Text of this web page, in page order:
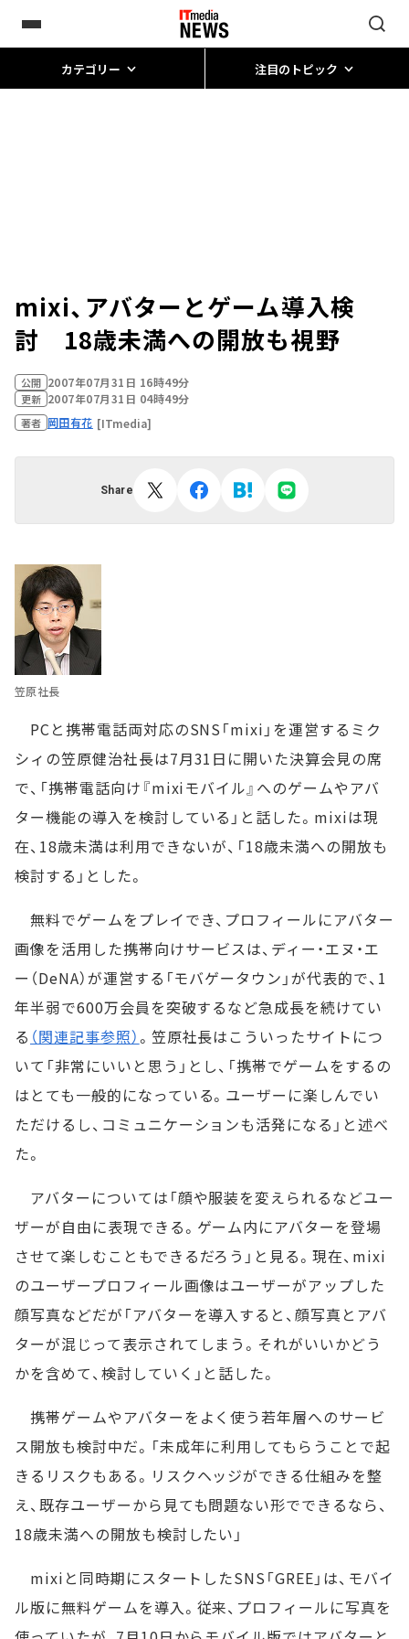
カテゴリー 注目のトピック
mixi、アバターとゲーム導入検
討 18歳未満への開放も視野
公開 2007年07月31日 16時49分
更新 2007年07月31日 04時49分
著者 岡田有花 [ITmedia]
Share
笠原社長
PCと携帯電話両対応のSNS「mixi」を運営するミク
シィの笠原健治社長は7月31日に開いた決算会見の席
で、「携帯電話向け『mixiモバイル』へのゲームやアバ
ター機能の導入を検討している」と話した。mixiは現
在、18歳未満は利用できないが、「18歳未満への開放も
検討する」とした。
無料でゲームをプレイでき、プロフィールにアバター
画像を活用した携帯向けサービスは、ディー・エヌ・エ
ー（DeNA）が運営する「モバゲータウン」が代表的で、1
年半弱で600万会員を突破するなど急成長を続けてい
る （関連記事参照）。笠原社長はこういったサイトにつ
いて「非常にいいと思う」とし、「携帯でゲームをするの
はとても一般的になっている。ユーザーに楽しんでい
ただけるし、コミュニケーションも活発になる」と述べ
た。
アバターについては「顔や服装を変えられるなどユー
ザーが自由に表現できる。ゲーム内にアバターを登場
させて楽しむこともできるだろう」と見る。現在、mixi
のユーザープロフィール画像はユーザーがアップした
顔写真などだが「アバターを導入すると、顔写真とアバ
ターが混じって表示されてしまう。それがいいかどう
かを含めて、検討していく」と話した。
携帯ゲームやアバターをよく使う若年層へのサービ
ス開放も検討中だ。「未成年に利用してもらうことで起
きるリスクもある。リスクヘッジができる仕組みを整
え、既存ユーザーから見ても問題ない形でできるなら、
18歳未満への開放も検討したい」
mixiと同時期にスタートしたSNS「GREE」は、モバイ
ル版に無料ゲームを導入。従来、プロフィールに写真を